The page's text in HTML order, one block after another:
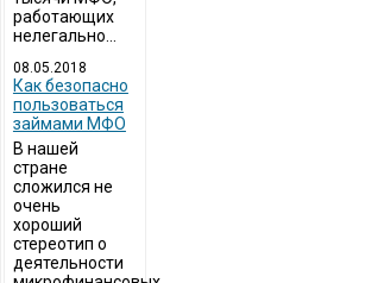
работающих
нелегально...
08.05.2018
Как безопасно
пользоваться
займами МФО
В нашей
стране
сложился не
очень
хороший
стереотип о
деятельности